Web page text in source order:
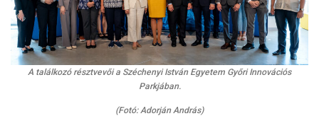
A találkozó résztvevői a Széchenyi István Egyetem Győri Innovációs
Parkjában.
(Fotó: Adorján András)